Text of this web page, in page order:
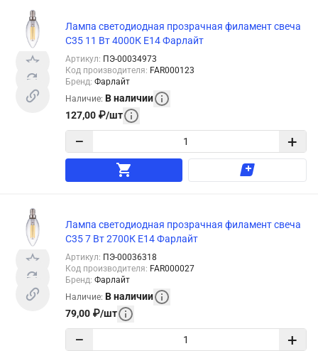
Лампа светодиодная прозрачная филамент свеча
С35 11 Вт 4000К Е14 Фарлайт
Артикул: ПЭ-00034973
Код производителя: FAR000123
Бренд: Фарлайт
Наличие: В наличии
127,00 ₽/шт
− +
Лампа светодиодная прозрачная филамент свеча
С35 7 Вт 2700К Е14 Фарлайт
Артикул: ПЭ-00036318
Код производителя: FAR000027
Бренд: Фарлайт
Наличие: В наличии
79,00 ₽/шт
− +